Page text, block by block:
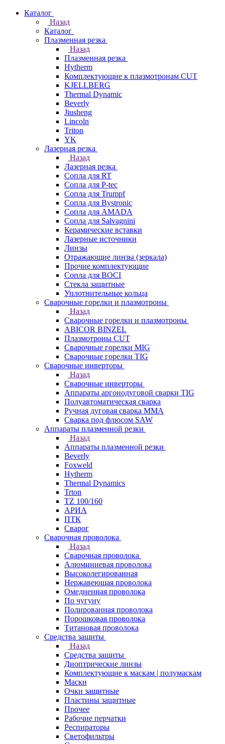
Каталог
Назад
Каталог
Плазменная резка
Назад
Плазменная резка
Hytherm
Комплектующие к плазмотронам CUT
KJELLBERG
Thermal Dynamic
Beverly
Jiusheng
Lincoln
Triton
YK
Лазерная резка
Назад
Лазерная резка
Сопла для RT
Сопла для P-tec
Сопла для Trumpf
Сопла для Bystronic
Сопла для AMADA
Сопла для Salvagnini
Керамические вставки
Лазерные источники
Линзы
Отражающие линзы (зеркала)
Прочие комплектующие
Сопла для BOCI
Стекла защитные
Уплотнительные кольца
Сварочные горелки и плазмотроны
Назад
Сварочные горелки и плазмотроны
ABICOR BINZEL
Плазмотроны CUT
Сварочные горелки MIG
Сварочные горелки TIG
Сварочные инверторы
Назад
Сварочные инверторы
Аппараты аргонодуговой сварки TIG
Полуавтоматическая сварка
Ручная дуговая сварка MMA
Сварка под флюсом SAW
Аппараты плазменной резки
Назад
Аппараты плазменной резки
Beverly
Foxweld
Hytherm
Thermal Dynamics
Trton
TZ 100/160
АРИА
ПТК
Сварог
Сварочная проволока
Назад
Сварочная проволока
Алюминиевая проволока
Высоколегированная
Нержавеющая проволока
Омедненная проволока
По чугуну
Полированная проволока
Порошковая проволока
Титановая проволока
Средства защиты
Назад
Средства защиты
Диоптрические линзы
Комплектующие к маскам | полумаскам
Маски
Очки защитные
Пластины защитные
Прочее
Рабочие перчатки
Респираторы
Светофильтры